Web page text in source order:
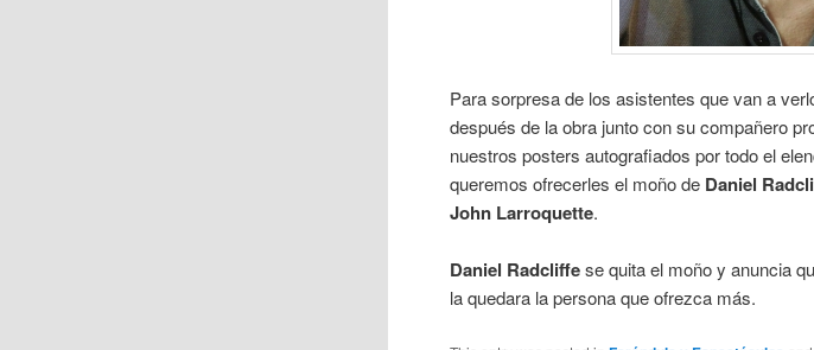
Para sorpresa de los asistentes que van a
después de la obra junto con su compañero
nuestros posters autografiados por todo el
queremos ofrecerles el moño de Daniel
John Larroquette.
Daniel Radcliffese quita el moño y anuncia
la quedara la persona que ofrezca más.